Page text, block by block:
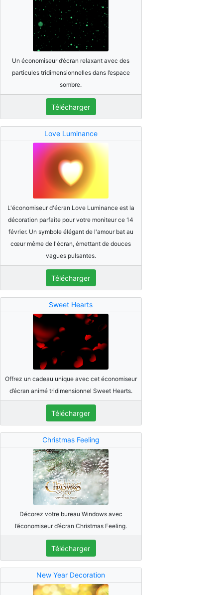
Un économiseur d’écran relaxant avec des
particules tridimensionnelles dans l’espace
sombre.
Télécharger
Love Luminance
L'économiseur d'écran Love Luminance est la
décoration parfaite pour votre moniteur ce 14
février. Un symbole élégant de l'amour bat au
cœur même de l'écran, émettant de douces
vagues pulsantes.
Télécharger
Sweet Hearts
Offrez un cadeau unique avec cet économiseur
d’écran animé tridimensionnel Sweet Hearts.
Télécharger
Christmas Feeling
Décorez votre bureau Windows avec
l’économiseur d’écran Christmas Feeling.
Télécharger
New Year Decoration